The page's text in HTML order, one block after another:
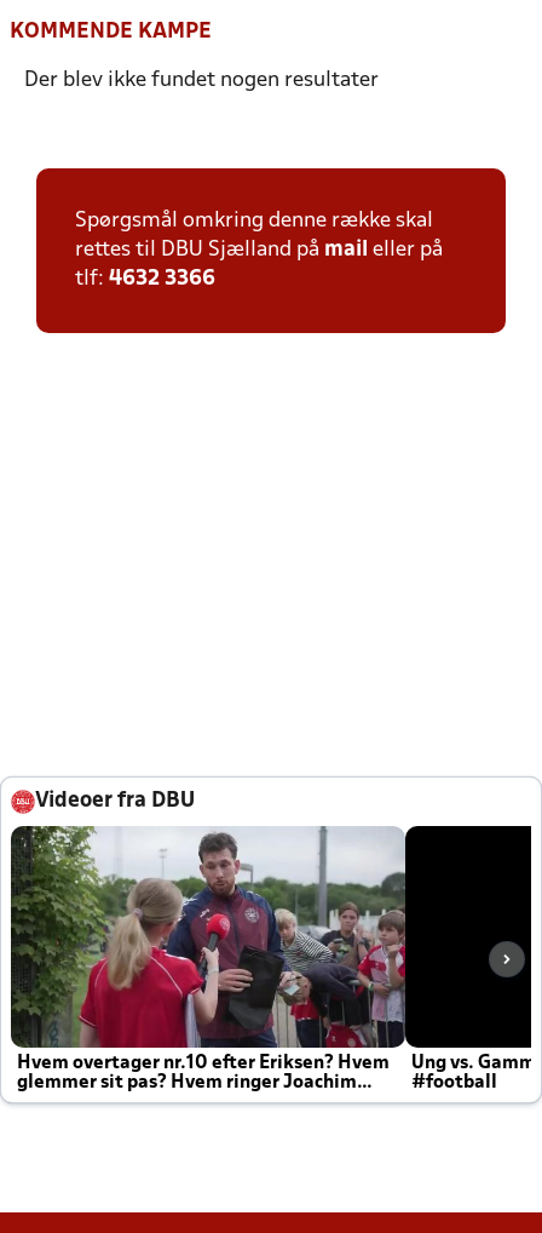
KOMMENDE KAMPE
Der blev ikke fundet nogen resultater
Spørgsmål omkring denne række skal
rettes til DBU Sjælland på mail eller på
tlf: 4632 3366
Videoer fra DBU
Hvem overtager nr.10 efter Eriksen? Hvem
glemmer sit pas? Hvem ringer Joachim
altid til efter kampe?
Ung vs.
#football